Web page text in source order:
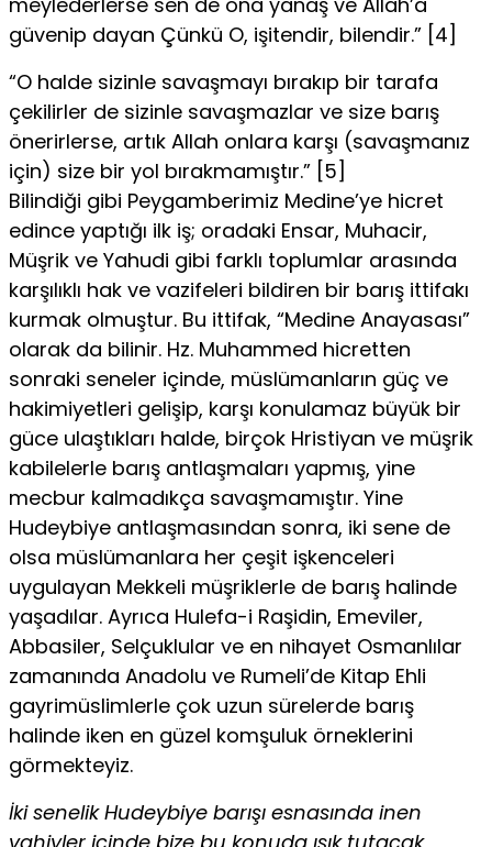
güvenip dayan Çünkü O, işitendir, bilendir.” [4]
“O halde sizinle savaşmayı bırakıp bir tarafa
çekilirler de sizinle savaşmazlar ve size barış
önerirlerse, artık Allah onlara karşı (savaşmanız
için) size bir yol bırakmamıştır.” [5]
Bilindiği gibi Peygamberimiz Medine’ye hicret
edince yaptığı ilk iş; oradaki Ensar, Muhacir,
Müşrik ve Yahudi gibi farklı toplumlar arasında
karşılıklı hak ve vazifeleri bildiren bir barış ittifakı
kurmak olmuştur. Bu ittifak, “Medine Anayasası”
olarak da bilinir. Hz. Muhammed hicretten
sonraki seneler içinde, müslümanların güç ve
hakimiyetleri gelişip, karşı konulamaz büyük bir
güce ulaştıkları halde, birçok Hristiyan ve müşrik
kabilelerle barış antlaşmaları yapmış, yine
mecbur kalmadıkça savaşmamıştır. Yine
Hudeybiye antlaşmasından sonra, iki sene de
olsa müslümanlara her çeşit işkenceleri
uygulayan Mekkeli müşriklerle de barış halinde
yaşadılar. Ayrıca Hulefa-i Raşidin, Emeviler,
Abbasiler, Selçuklular ve en nihayet Osmanlılar
zamanında Anadolu ve Rumeli’de Kitap Ehli
gayrimüslimlerle çok uzun sürelerde barış
halinde iken en güzel komşuluk örneklerini
görmekteyiz.
İki senelik Hudeybiye barışı esnasında inen